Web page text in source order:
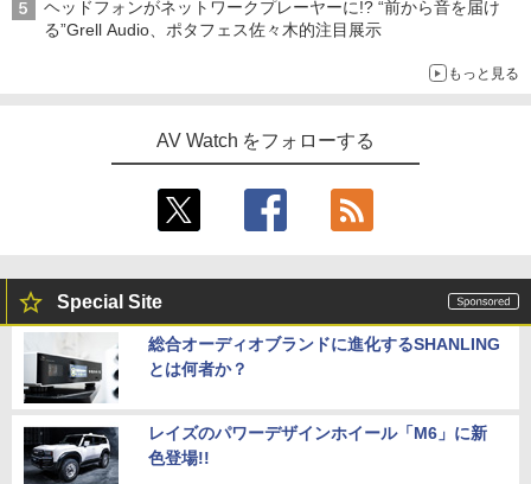
ヘッドフォンがネットワークプレーヤーに!? “前から音を届け
る”Grell Audio、ポタフェス佐々木的注目展示
もっと見る
AV Watch をフォローする
Special Site
総合オーディオブランドに進化するSHANLING
とは何者か？
レイズのパワーデザインホイール「M6」に新
色登場!!